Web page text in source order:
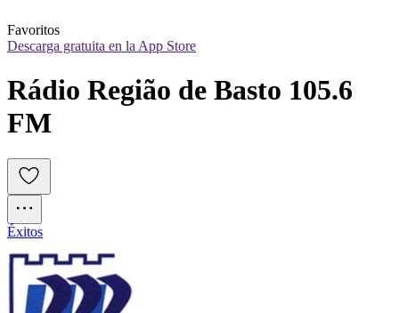
Favoritos
Descarga gratuita en la App Store
Rádio Região de Basto 105.6
FM
Éxitos